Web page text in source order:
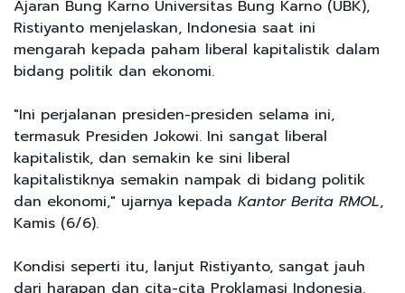
Ajaran Bung Karno Universitas Bung Karno (UBK),
Ristiyanto menjelaskan, Indonesia saat ini
mengarah kepada paham liberal kapitalistik dalam
bidang politik dan ekonomi.
"Ini perjalanan presiden-presiden selama ini,
termasuk Presiden Jokowi. Ini sangat liberal
kapitalistik, dan semakin ke sini liberal
kapitalistiknya semakin nampak di bidang politik
dan ekonomi," ujarnya kepada Kantor Berita RMOL,
Kamis (6/6).
Kondisi seperti itu, lanjut Ristiyanto, sangat jauh
dari harapan dan cita-cita Proklamasi Indonesia.